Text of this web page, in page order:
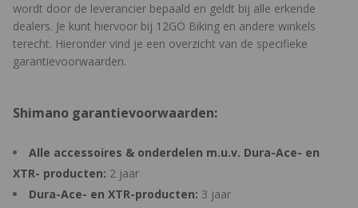
wordt door de leverancier bepaald en geldt bij alle erkende
dealers. Je kunt hiervoor bij 12GO Biking en andere winkels
terecht. Hieronder vind je een overzicht van de specifieke
garantievoorwaarden.
Shimano garantievoorwaarden:
Alle accessoires & onderdelen m.u.v. Dura-Ace- en
XTR- producten: 2 jaar
Dura-Ace- en XTR-producten: 3 jaar